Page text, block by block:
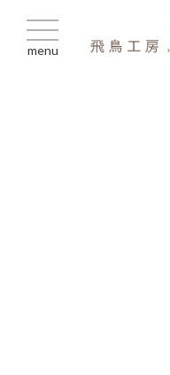
menu